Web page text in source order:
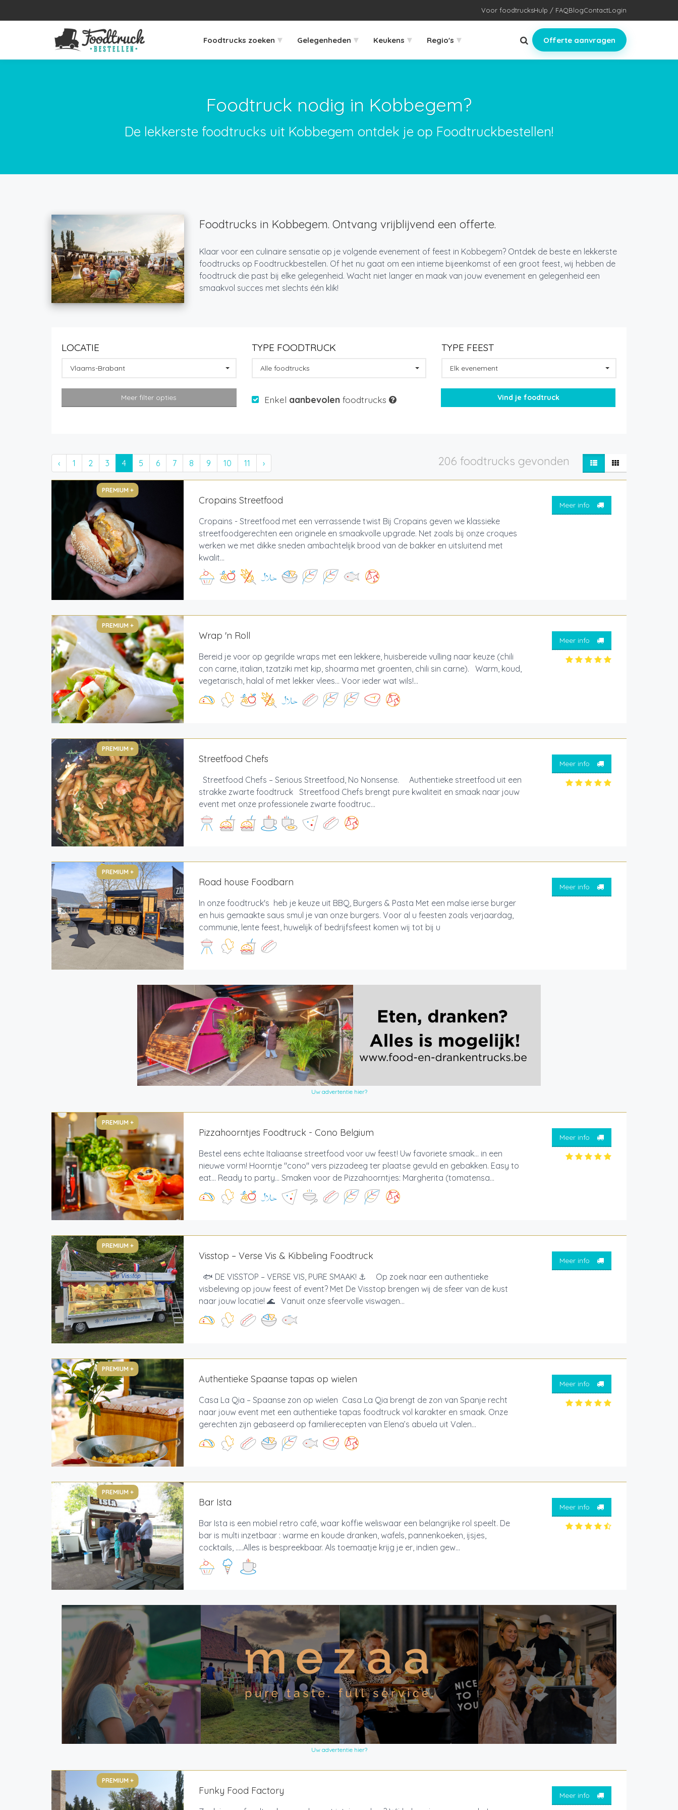
Voor foodtrucksHulp / FAQBlogContactLogin
Foodtrucks zoeken ▾ Gelegenheden ▾ Keukens ▾ Regio's ▾ Offerte aanvragen
Foodtruck nodig in Kobbegem?
De lekkerste foodtrucks uit Kobbegem ontdek je op Foodtruckbestellen!
Foodtrucks in Kobbegem. Ontvang vrijblijvend een offerte.
Klaar voor een culinaire sensatie op je volgende evenement of feest in Kobbegem? Ontdek de beste en lekkerste
foodtrucks op Foodtruckbestellen. Of het nu gaat om een intieme bijeenkomst of een groot feest, wij hebben de
foodtruck die past bij elke gelegenheid. Wacht niet langer en maak van jouw evenement en gelegenheid een
smaakvol succes met slechts één klik!
LOCATIE
Vlaams-Brabant
TYPE FOODTRUCK
Alle foodtrucks
TYPE FEEST
Elk evenement
Meer filter opties Enkel aanbevolen foodtrucks
‹ 1 2 3 4 5 6 7 8 9 10 11 › 206 foodtrucks gevonden
PREMIUM +
Cropains Streetfood
Cropains - Streetfood met een verrassende twist Bij Cropains geven we klassieke
streetfoodgerechten een originele en smaakvolle upgrade. Net zoals bij onze croques
werken we met dikke sneden ambachtelijk brood van de bakker en uitsluitend met
kwalit...
Meer info
PREMIUM +
Wrap 'n Roll
Bereid je voor op gegrilde wraps met een lekkere, huisbereide vulling naar keuze (chili
con carne, italian, tzatziki met kip, shoarma met groenten, chili sin carne). Warm, koud,
vegetarisch, halal of met lekker vlees... Voor ieder wat wils!...
Meer info
PREMIUM +
Streetfood Chefs
Streetfood Chefs – Serious Streetfood, No Nonsense. Authentieke streetfood uit een
strakke zwarte foodtruck Streetfood Chefs brengt pure kwaliteit en smaak naar jouw
event met onze professionele zwarte foodtruc...
Meer info
PREMIUM +
Road house Foodbarn
In onze foodtruck's heb je keuze uit BBQ, Burgers & Pasta Met een malse ierse burger
en huis gemaakte saus smul je van onze burgers. Voor al u feesten zoals verjaardag,
communie, lente feest, huwelijk of bedrijfsfeest komen wij tot bij u
Meer info
Uw advertentie hier?
PREMIUM +
Pizzahoorntjes Foodtruck - Cono Belgium
Bestel eens echte Italiaanse streetfood voor uw feest! Uw favoriete smaak... in een
nieuwe vorm! Hoorntje "cono" vers pizzadeeg ter plaatse gevuld en gebakken. Easy to
eat... Ready to party... Smaken voor de Pizzahoorntjes: Margherita (tomatensa...
Meer info
PREMIUM +
Visstop – Verse Vis & Kibbeling Foodtruck
🐟 DE VISSTOP – VERSE VIS, PURE SMAAK! ⚓ Op zoek naar een authentieke
visbeleving op jouw feest of event? Met De Visstop brengen wij de sfeer van de kust
naar jouw locatie! 🌊 Vanuit onze sfeervolle viswagen...
Meer info
PREMIUM +
Authentieke Spaanse tapas op wielen
Casa La Qia – Spaanse zon op wielen Casa La Qia brengt de zon van Spanje recht
naar jouw event met een authentieke tapas foodtruck vol karakter en smaak. Onze
gerechten zijn gebaseerd op familierecepten van Elena’s abuela uit Valen...
Meer info
PREMIUM +
Bar Ista
Bar Ista is een mobiel retro café, waar koffie weliswaar een belangrijke rol speelt. De
bar is multi inzetbaar : warme en koude dranken, wafels, pannenkoeken, ijsjes,
cocktails, .....Alles is bespreekbaar. Als toemaatje krijg je er, indien gew...
Meer info
Uw advertentie hier?
PREMIUM +
Funky Food Factory Meer info